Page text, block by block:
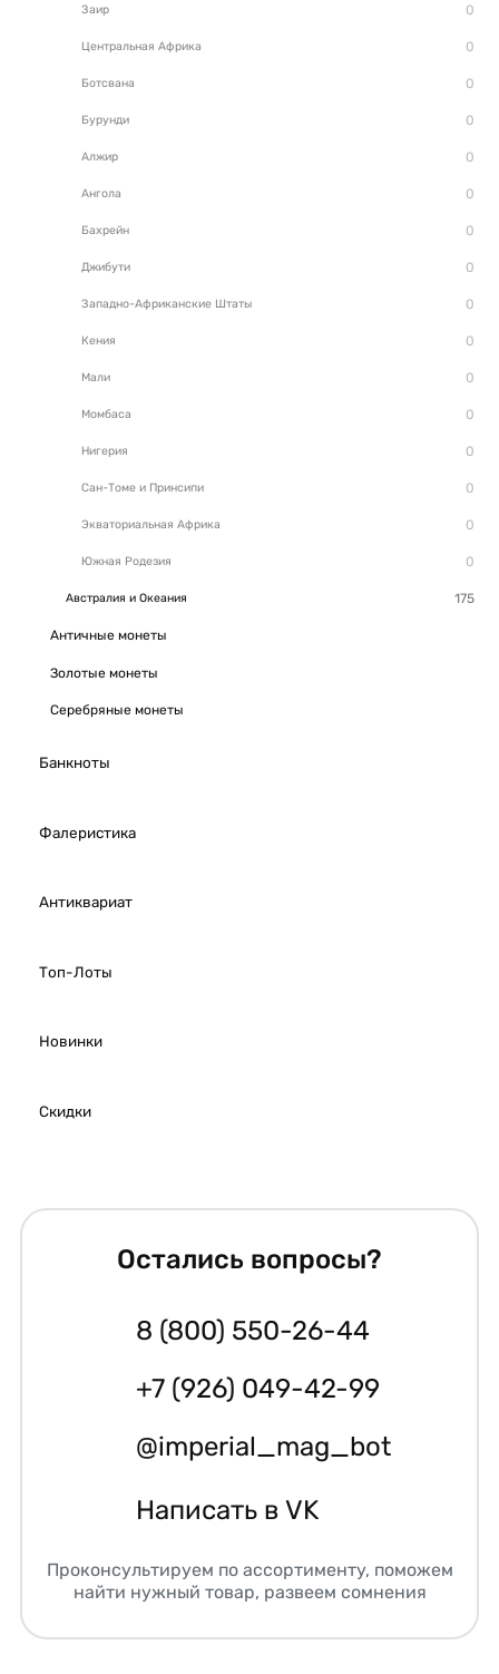
Заир
Центральная Африка
Ботсвана
Бурунди
Алжир
Ангола
Бахрейн
Джибути
Западно-Африканские Штаты
Кения
Мали
Момбаса
Нигерия
Сан-Томе и Принсипи
Экваториальная Африка
Южная Родезия
Австралия и Океания
Античные монеты
Золотые монеты
Серебряные монеты
Банкноты
Фалеристика
Антиквариат
Топ-Лоты
Новинки
Скидки
Остались вопросы?
8 (800) 550-26-44
+7 (926) 049-42-99
@imperial_mag_bot
Написать в VK
Проконсультируем по ассортименту, поможем
найти нужный товар, развеем сомнения